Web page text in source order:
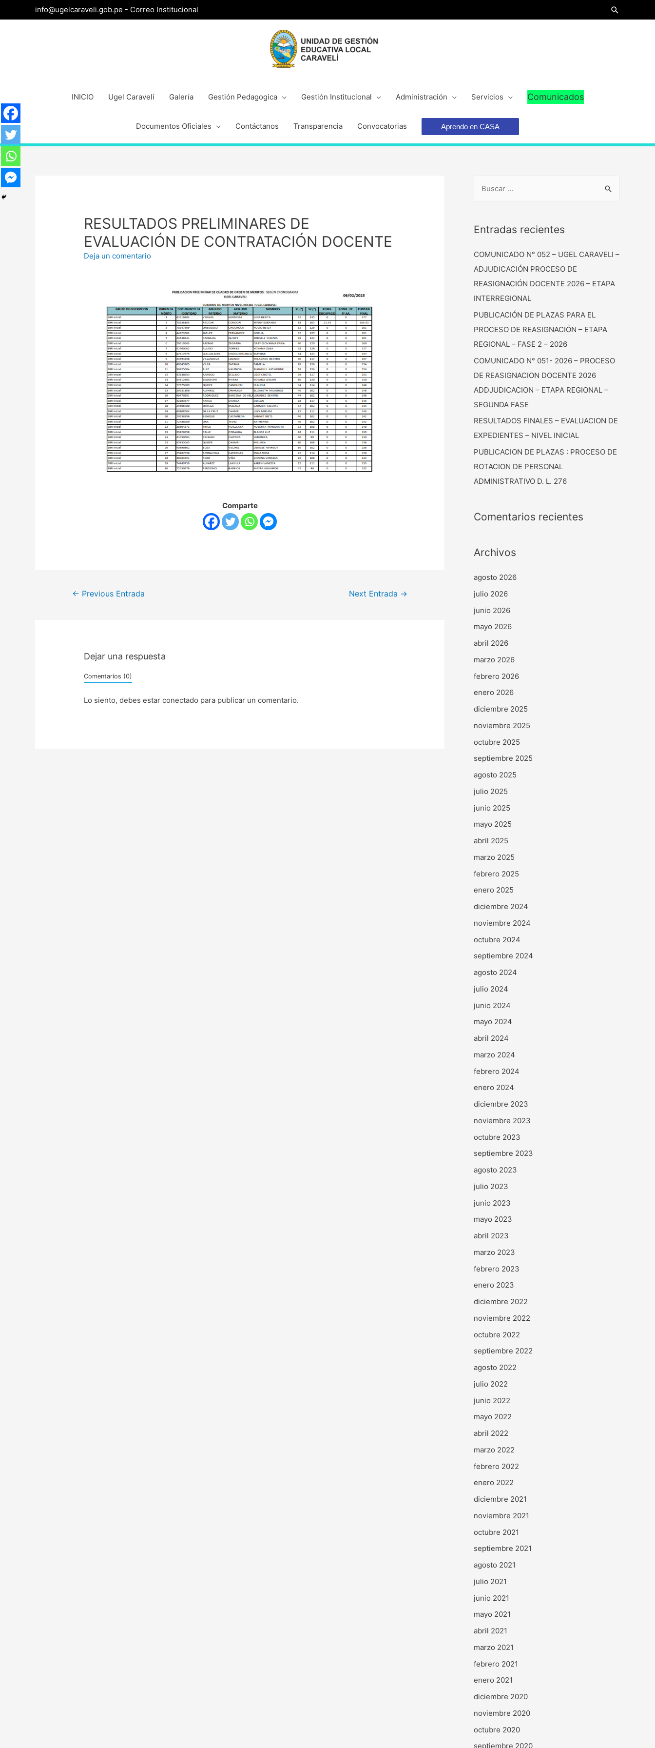
info@ugelcaraveli.gob.pe - Correo Institucional
INICIO Ugel Caravelí Galería Gestión Pedagogica Gestión Institucional Administración Servicios Comunicados
Documentos Oficiales Contáctanos Transparencia Convocatorias Aprendo en CASA
RESULTADOS PRELIMINARES DE
EVALUACIÓN DE CONTRATACIÓN DOCENTE
Deja un comentario
Comparte
← Previous Entrada Next Entrada →
Dejar una respuesta
Comentarios (0)
Lo siento, debes estarconectado para publicar un comentario.
Entradas recientes
COMUNICADO N° 052 – UGEL CARAVELI –
ADJUDICACIÓN PROCESO DE
REASIGNACIÓN DOCENTE 2026 – ETAPA
INTERREGIONAL
PUBLICACIÓN DE PLAZAS PARA EL
PROCESO DE REASIGNACIÓN – ETAPA
REGIONAL – FASE 2 – 2026
COMUNICADO N° 051- 2026 – PROCESO
DE REASIGNACION DOCENTE 2026
ADDJUDICACION – ETAPA REGIONAL –
SEGUNDA FASE
RESULTADOS FINALES – EVALUACION DE
EXPEDIENTES – NIVEL INICIAL
PUBLICACION DE PLAZAS : PROCESO DE
ROTACION DE PERSONAL
ADMINISTRATIVO D. L. 276
Comentarios recientes
Archivos
agosto 2026
julio 2026
junio 2026
mayo 2026
abril 2026
marzo 2026
febrero 2026
enero 2026
diciembre 2025
noviembre 2025
octubre 2025
septiembre 2025
agosto 2025
julio 2025
junio 2025
mayo 2025
abril 2025
marzo 2025
febrero 2025
enero 2025
diciembre 2024
noviembre 2024
octubre 2024
septiembre 2024
agosto 2024
julio 2024
junio 2024
mayo 2024
abril 2024
marzo 2024
febrero 2024
enero 2024
diciembre 2023
noviembre 2023
octubre 2023
septiembre 2023
agosto 2023
julio 2023
junio 2023
mayo 2023
abril 2023
marzo 2023
febrero 2023
enero 2023
diciembre 2022
noviembre 2022
octubre 2022
septiembre 2022
agosto 2022
julio 2022
junio 2022
mayo 2022
abril 2022
marzo 2022
febrero 2022
enero 2022
diciembre 2021
noviembre 2021
octubre 2021
septiembre 2021
agosto 2021
julio 2021
junio 2021
mayo 2021
abril 2021
marzo 2021
febrero 2021
enero 2021
diciembre 2020
noviembre 2020
octubre 2020
septiembre 2020